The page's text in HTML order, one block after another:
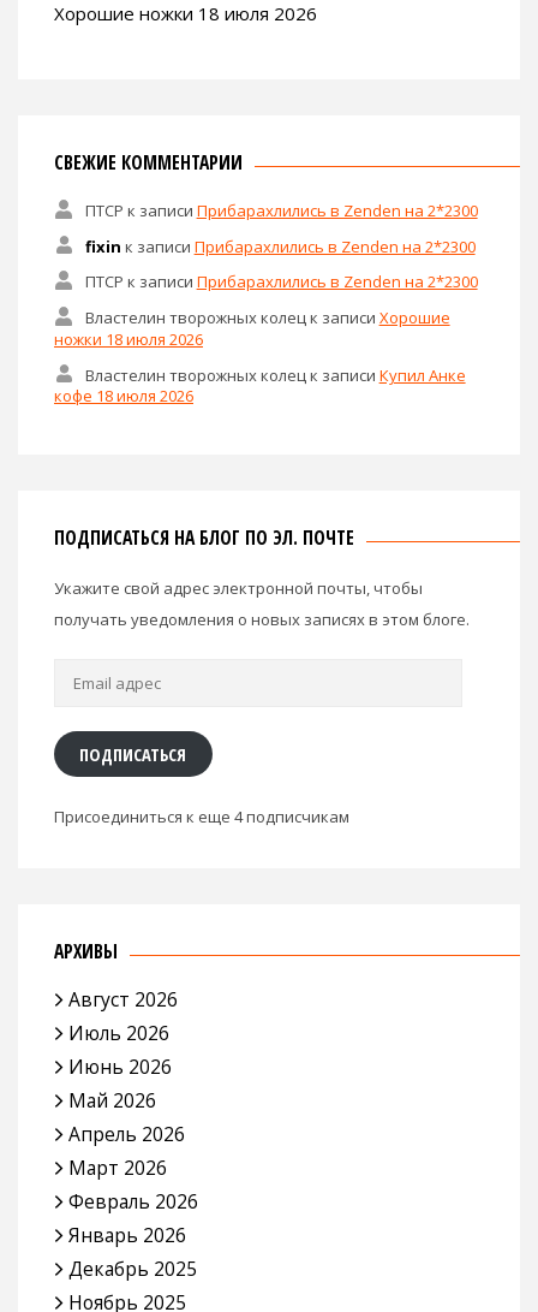
Хорошие ножки 18 июля 2026
СВЕЖИЕ КОММЕНТАРИИ
ПТСР к записи Прибарахлились в Zenden на 2*2300
fixin к записи Прибарахлились в Zenden на 2*2300
ПТСР к записи Прибарахлились в Zenden на 2*2300
Властелин творожных колец к записи Хорошие
ножки 18 июля 2026
Властелин творожных колец к записи Купил Анке
кофе 18 июля 2026
ПОДПИСАТЬСЯ НА БЛОГ ПО ЭЛ. ПОЧТЕ
Укажите свой адрес электронной почты, чтобы
получать уведомления о новых записях в этом блоге.
Email
ПОДПИСАТЬСЯ
Присоединиться к еще 4 подписчикам
АРХИВЫ
Август 2026
Июль 2026
Июнь 2026
Май 2026
Апрель 2026
Март 2026
Февраль 2026
Январь 2026
Декабрь 2025
Ноябрь 2025